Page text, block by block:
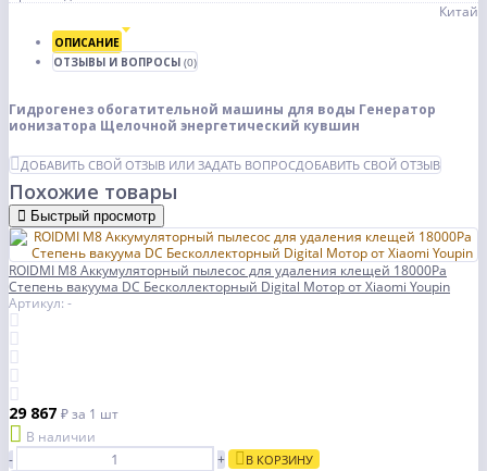
Китай
ОПИСАНИЕ
ОТЗЫВЫ И ВОПРОСЫ (0)
Гидрогенез обогатительной машины для воды Генератор
ионизатора Щелочной энергетический кувшин
ДОБАВИТЬ СВОЙ ОТЗЫВ ИЛИ ЗАДАТЬ ВОПРОСДОБАВИТЬ СВОЙ ОТЗЫВ
Похожие товары
Быстрый просмотр
ROIDMI M8 Аккумуляторный пылесос для удаления клещей 18000Pa
Степень вакуума DC Бесколлекторный Digital Мотор от Xiaomi Youpin
Артикул: -
29 867 ₽за 1 шт
В наличии
-
+ В КОРЗИНУ